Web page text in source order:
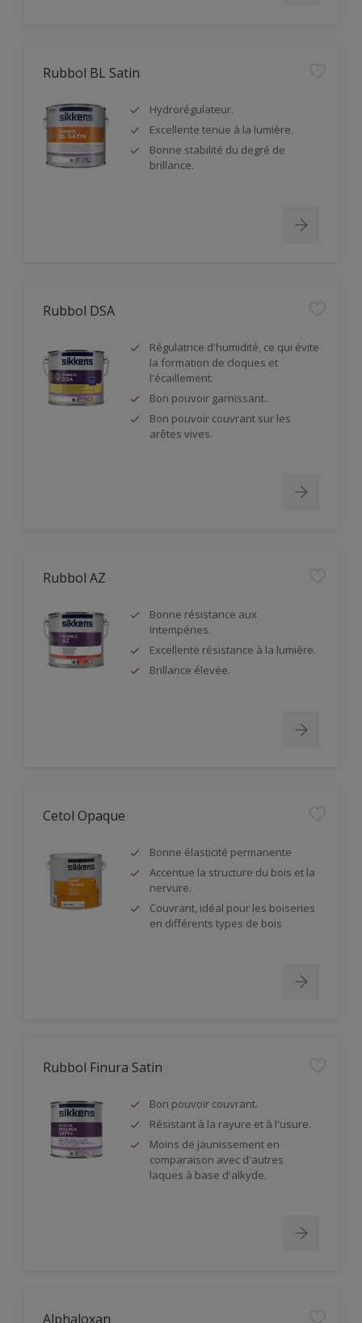
Rubbol BL Satin
Hydrorégulateur.
Excellente tenue à la lumière.
Bonne stabilité du degré de
brillance.
Rubbol DSA
Régulatrice d'humidité, ce qui évite
la formation de cloques et
l'écaillement.
Bon pouvoir garnissant..
Bon pouvoir couvrant sur les
arêtes vives.
Rubbol AZ
Bonne résistance aux
intempéries.
Excellente résistance à la lumière.
Brillance élevée.
Cetol Opaque
Bonne élasticité permanente
Accentue la structure du bois et la
nervure.
Couvrant, idéal pour les boiseries
en différents types de bois
Rubbol Finura Satin
Bon pouvoir couvrant.
Résistant à la rayure et à l'usure.
Moins de jaunissement en
comparaison avec d'autres
laques à base d'alkyde.
Alphaloxan